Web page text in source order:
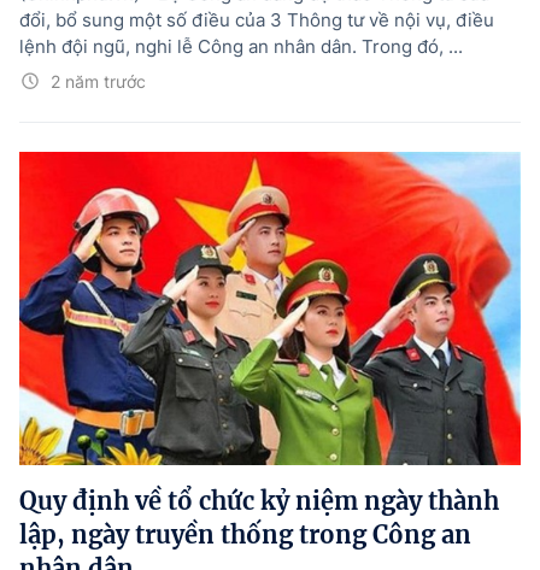
2 năm trước
đổi, bổ sung một số điều của 3 Thông tư về nội vụ, điều
lệnh đội ngũ, nghi lễ Công an nhân dân. Trong đó, ...
Quy định về tổ chức kỷ niệm ngày thành
lập, ngày truyền thống trong Công an